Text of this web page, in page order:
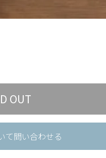
て問い合わせる